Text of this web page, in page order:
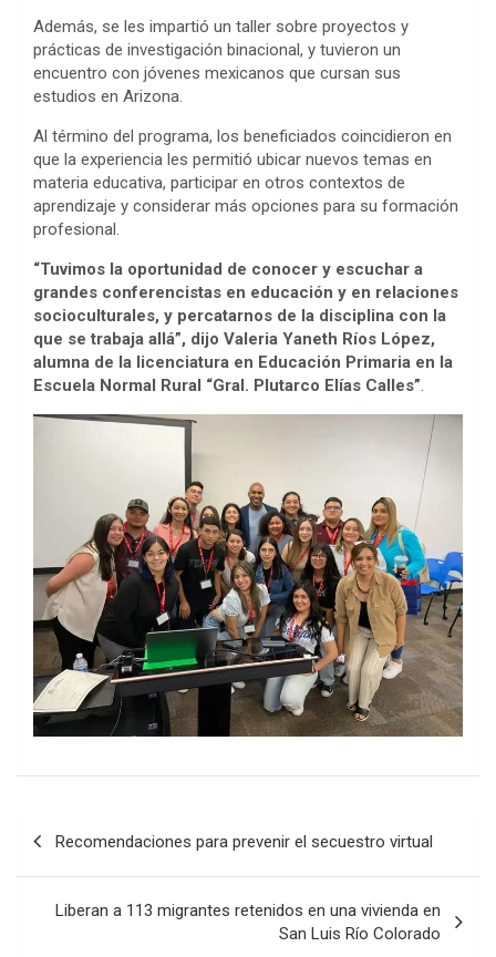
Además, se les impartió un taller sobre proyectos y
prácticas de investigación binacional, y tuvieron un
encuentro con jóvenes mexicanos que cursan sus
estudios en Arizona.
Al término del programa, los beneficiados coincidieron en
que la experiencia les permitió ubicar nuevos temas en
materia educativa, participar en otros contextos de
aprendizaje y considerar más opciones para su formación
profesional.
“Tuvimos la oportunidad de conocer y escuchar a
grandes conferencistas en educación y en relaciones
socioculturales, y percatarnos de la disciplina con la
que se trabaja allá”, dijo Valeria Yaneth Ríos López,
alumna de la licenciatura en Educación Primaria en la
Escuela Normal Rural “Gral. Plutarco Elías Calles”.
Recomendaciones para prevenir el secuestro virtual
Liberan a 113 migrantes retenidos en una vivienda en
San Luis Río Colorado